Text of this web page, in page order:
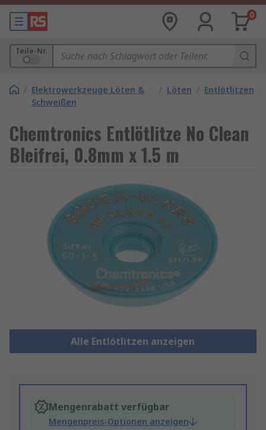
0
Teile-Nr.
/ Elektrowerkzeuge Löten &
Schweißen
/ Löten / Entlötlitzen
Chemtronics Entlötlitze No Clean
Bleifrei, 0.8mm x 1.5 m
Alle Entlötlitzen anzeigen
Mengenrabatt verfügbar
Mengenpreis-Optionen anzeigen